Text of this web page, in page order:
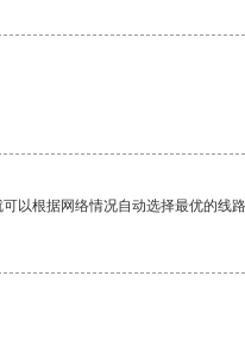
根据网络情况自动选择最优的线